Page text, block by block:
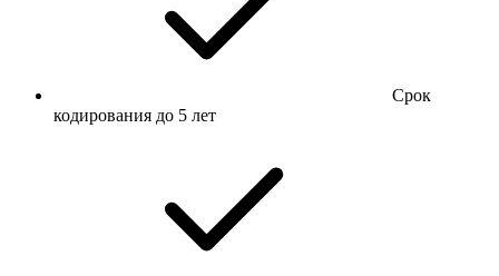
Срок
кодирования до 5 лет